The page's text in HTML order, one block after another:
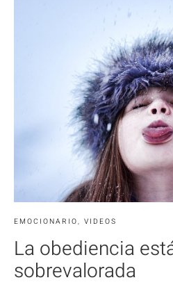
EMOCIONARIO, VIDEOS
La obediencia
sobrevalorada